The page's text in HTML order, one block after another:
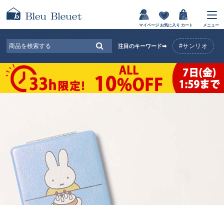
マイページ お気に入り カート メニュー
注目のキーワード➡ #サンリオ